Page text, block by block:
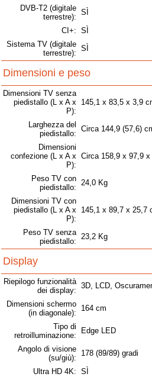
DVB-T2 (digitale
terrestre):
SÌ
CI+: SÌ
Sistema TV (digitale
terrestre):
SÌ
Dimensioni e peso
Dimensioni TV senza
piedistallo (L x A x
P):
145,1 x 83,5 x 3,9
Larghezza del
piedistallo:
Circa 144,9 (57,6)
Dimensioni
confezione (L x A x
P):
Circa 158,9 x 97,9 x
Peso TV con
piedistallo:
24,0 Kg
Dimensioni TV con
piedistallo (L x A x
P):
145,1 x 89,7 x 25,7
Peso TV senza
piedistallo:
23,2 Kg
Display
Riepilogo funzionalità
dei display:
3D, LCD,
Dimensioni schermo
(in diagonale):
164 cm
Tipo di
retroilluminazione:
Edge LED
Angolo di visione
(su/giù):
178 (89/89) gradi
Ultra HD 4K: SÌ